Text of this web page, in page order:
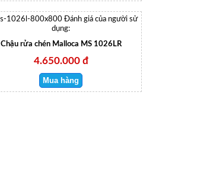
Đánh giá của người sử
dụng:
Chậu rửa chén Malloca MS 1026LR
4.650.000 đ